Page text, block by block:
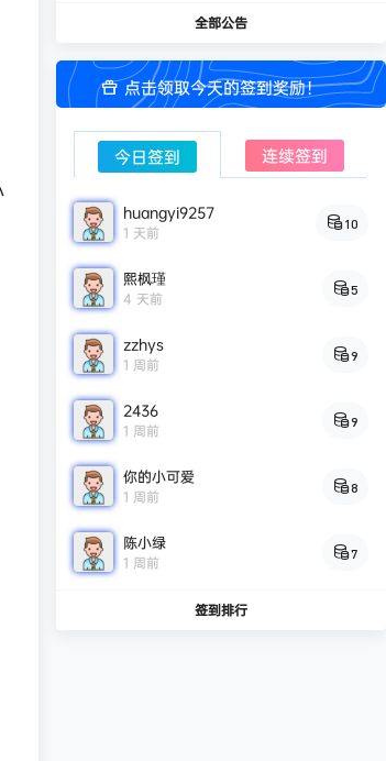
全部公告
点击领取今天的签到奖励！
今日签到 连续签到
huangyi9257
1 天前 10
熙枫瑾
4 天前 5
zzhys
1 周前 9
2436
1 周前 9
你的小可爱
1 周前 8
陈小绿
1 周前 7
签到排行